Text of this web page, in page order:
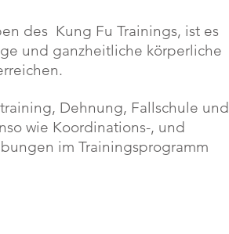
des Kung Fu Trainings, ist es
und ganzheitliche körperliche
Dehnung, Fallschule und
wie Koordinations-, und
im Trainingsprogramm